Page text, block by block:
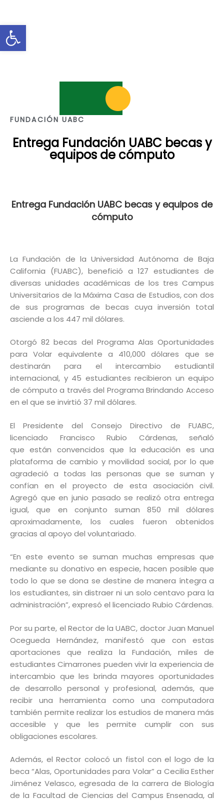
Abrir barra de herramientas
FUNDACIÓN UABC
Entrega Fundación UABC becas y
equipos de cómputo
Entrega Fundación UABC becas y equipos de
cómputo
La Fundación de la Universidad Autónoma de Baja
California (FUABC), benefició a 127 estudiantes de
diversas unidades académicas de los tres Campus
Universitarios de la Máxima Casa de Estudios, con dos
de sus programas de becas cuya inversión total
asciende a los 447 mil dólares.
Otorgó 82 becas del Programa Alas Oportunidades
para Volar equivalente a 410,000 dólares que se
destinarán para el intercambio estudiantil
internacional, y 45 estudiantes recibieron un equipo
de cómputo a través del Programa Brindando Acceso
en el que se invirtió 37 mil dólares.
El Presidente del Consejo Directivo de FUABC,
licenciado Francisco Rubio Cárdenas, señaló
que están convencidos que la educación es una
plataforma de cambio y movilidad social, por lo que
agradeció a todas las personas que se suman y
confían en el proyecto de esta asociación civil.
Agregó que en junio pasado se realizó otra entrega
igual, que en conjunto suman 850 mil dólares
aproximadamente, los cuales fueron obtenidos
gracias al apoyo del voluntariado.
“En este evento se suman muchas empresas que
mediante su donativo en especie, hacen posible que
todo lo que se dona se destine de manera íntegra a
los estudiantes, sin distraer ni un solo centavo para la
administración”, expresó el licenciado Rubio Cárdenas.
Por su parte, el Rector de la UABC, doctor Juan Manuel
Ocegueda Hernández, manifestó que con estas
aportaciones que realiza la Fundación, miles de
estudiantes Cimarrones pueden vivir la experiencia de
intercambio que les brinda mayores oportunidades
de desarrollo personal y profesional, además, que
recibir una herramienta como una computadora
también permite realizar los estudios de manera más
accesible y que les permite cumplir con sus
obligaciones escolares.
Además, el Rector colocó un fistol con el logo de la
beca “Alas, Oportunidades para Volar” a Cecilia Esther
Jiménez Velasco, egresada de la carrera de Biología
de la Facultad de Ciencias del Campus Ensenada, al